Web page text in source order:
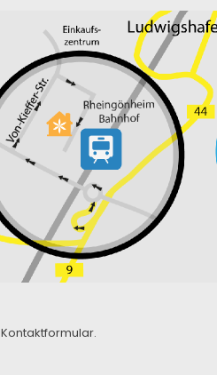
Kontaktformular.